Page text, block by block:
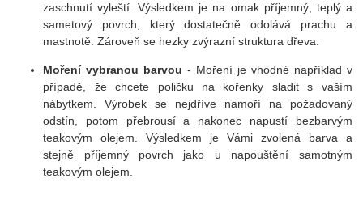
zaschnutí vyleští. Výsledkem je na omak příjemný, teplý a
sametový povrch, který dostatečně odolává prachu a
mastnotě. Zároveň se hezky zvýrazní struktura dřeva.
Moření vybranou barvou - Moření je vhodné například v
případě, že chcete poličku na kořenky sladit s vaším
nábytkem. Výrobek se nejdříve namoří na požadovaný
odstín, potom přebrousí a nakonec napustí bezbarvým
teakovým olejem. Výsledkem je Vámi zvolená barva a
stejně příjemný povrch jako u napouštění samotným
teakovým olejem.